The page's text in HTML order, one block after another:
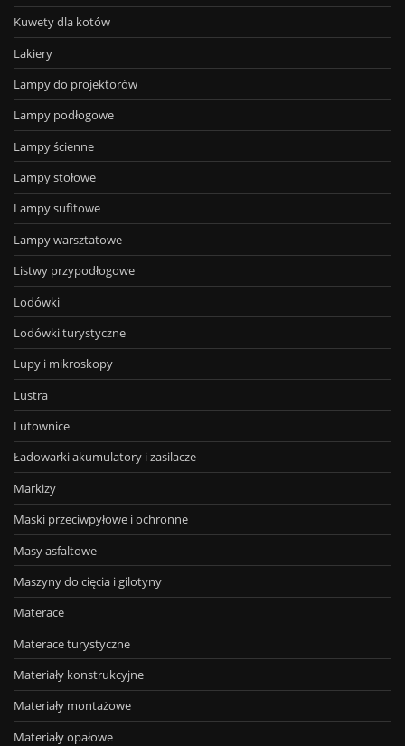
Kuwety dla kotów
Lakiery
Lampy do projektorów
Lampy podłogowe
Lampy ścienne
Lampy stołowe
Lampy sufitowe
Lampy warsztatowe
Listwy przypodłogowe
Lodówki
Lodówki turystyczne
Lupy i mikroskopy
Lustra
Lutownice
Ładowarki akumulatory i zasilacze
Markizy
Maski przeciwpyłowe i ochronne
Masy asfaltowe
Maszyny do cięcia i gilotyny
Materace
Materace turystyczne
Materiały konstrukcyjne
Materiały montażowe
Materiały opałowe